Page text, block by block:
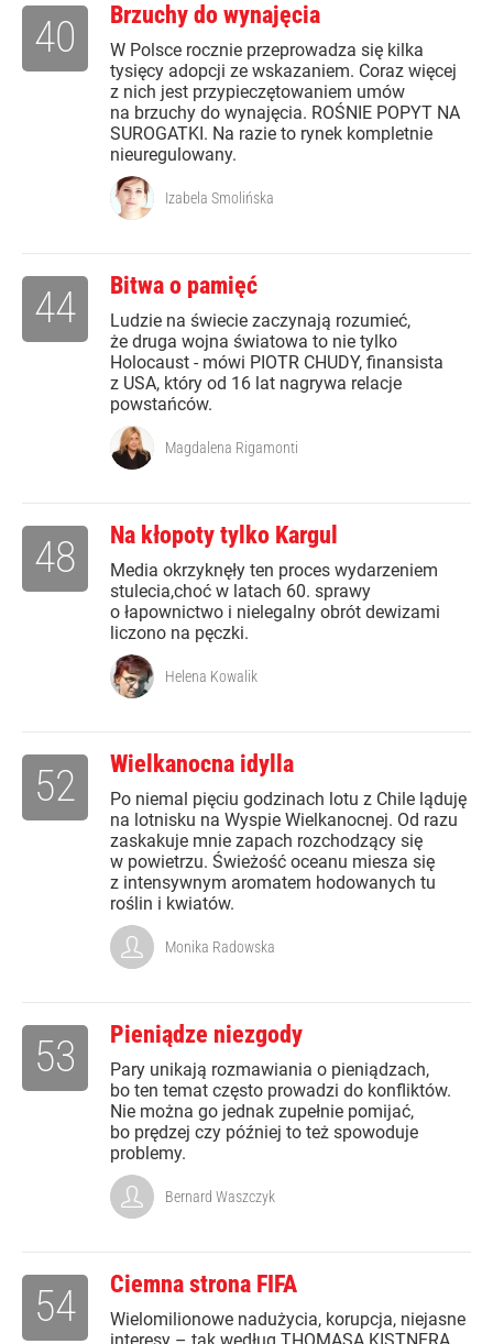
Brzuchy do wynajęcia
W Polsce rocznie przeprowadza się kilka
tysięcy adopcji ze wskazaniem. Coraz więcej
z nich jest przypieczętowaniem umów
na brzuchy do wynajęcia. ROŚNIE POPYT NA
SUROGATKI. Na razie to rynek kompletnie
nieuregulowany.
40
Izabela Smolińska
Bitwa o pamięć
Ludzie na świecie zaczynają rozumieć,
że druga wojna światowa to nie tylko
Holocaust - mówi PIOTR CHUDY, finansista
z USA, który od 16 lat nagrywa relacje
powstańców.
44
Magdalena Rigamonti
Na kłopoty tylko Kargul
Media okrzyknęły ten proces wydarzeniem
stulecia,choć w latach 60. sprawy
o łapownictwo i nielegalny obrót dewizami
liczono na pęczki.
48
Helena Kowalik
Wielkanocna idylla
Po niemal pięciu godzinach lotu z Chile ląduję
na lotnisku na Wyspie Wielkanocnej. Od razu
zaskakuje mnie zapach rozchodzący się
w powietrzu. Świeżość oceanu miesza się
z intensywnym aromatem hodowanych tu
roślin i kwiatów.
52
Monika Radowska
Pieniądze niezgody
Pary unikają rozmawiania o pieniądzach,
bo ten temat często prowadzi do konfliktów.
Nie można go jednak zupełnie pomijać,
bo prędzej czy później to też spowoduje
problemy.
53
Bernard Waszczyk
Ciemna strona FIFA
Wielomilionowe nadużycia, korupcja, niejasne
54